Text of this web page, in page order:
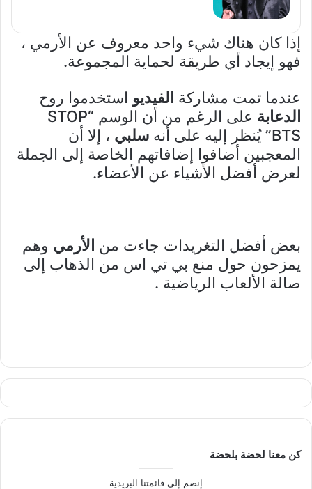
إذا كان هناك شيء واحد معروف عن الأرمي ،
فهو إيجاد أي طريقة لحماية المجموعة.
عندما تمت مشاركة الفيديو استخدموا روح
الدعابة
على الرغم من أن الوسم “STOP
BTS” يُنظر إليه على أنه
سلبي ، إلا أن
المعجبين أضافوا إضافاتهم الخاصة إلى الجملة
لعرض أفضل الأشياء عن الأعضاء.
بعض أفضل التغريدات جاءت من الأرمي وهم
يمزحون حول منع بي تي اس من الذهاب إلى
صالة الألعاب الرياضية .
كن معنا لحضة بلحضة
إنضم إلى قائمتنا البريدية